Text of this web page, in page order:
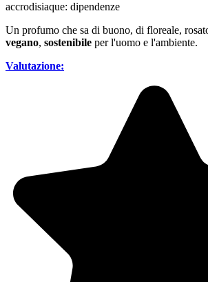
accrodisiaque: dipendenze
Un profumo che sa di buono, di floreale,
vegano, sostenibile per l'uomo e l'ambiente.
Valutazione: